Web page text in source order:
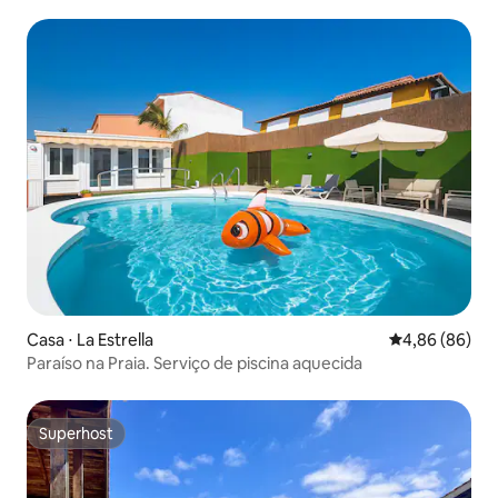
Casa ⋅ La Estrella 4,86 de uma
4,86 (86)
Paraíso na Praia. Serviço de piscina aquecida
Superhost
Superhost